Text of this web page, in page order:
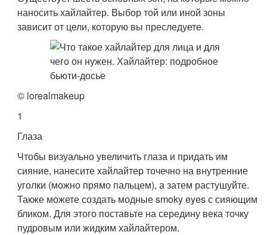
наносить хайлайтер. Выбор той или иной зоны
зависит от цели, которую вы преследуете.
© lorealmakeup
1
Глаза
Чтобы визуально увеличить глаза и придать им
сияние, нанесите хайлайтер точечно на внутренние
уголки (можно прямо пальцем), а затем растушуйте.
Также можете создать модные smoky eyes с сияющим
бликом. Для этого поставьте на середину века точку
пудровым или жидким хайлайтером.